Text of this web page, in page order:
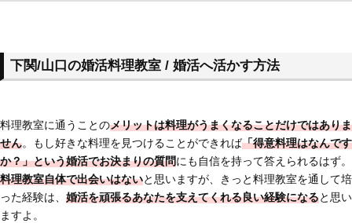
下関/山口の婚活料理教室 / 婚活へ活かす方法
料理教室に通うことのメリットは料理がうまくなることだけではありま
せん。もし好きな料理を見つけることができれば「得意料理はなんです
か？」という婚活でお決まりの質問にも自信を持って答えられるはず。
料理教室自体で出会いはないと思いますが、きっと料理教室を通して培
った経験は、 婚活を頑張るあなたを支えてくれる良い経験になると思い
ますよ。